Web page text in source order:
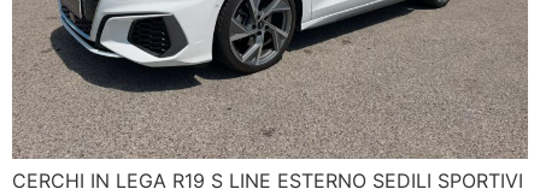
CERCHI IN LEGA R19 S LINE ESTERNO SEDILI SPORTIVI